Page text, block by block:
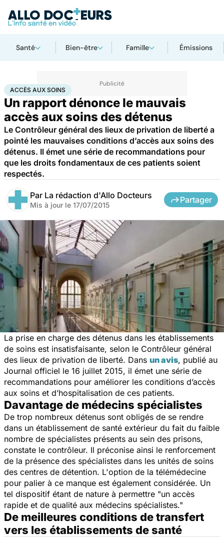
Santé Bien-être Famille Émissions
AccueilSanté Société Accès aux soins
ACCÈS AUX SOINS
Un rapport dénonce le mauvais
accès aux soins des détenus
Le Contrôleur général des lieux de privation de liberté a
pointé les mauvaises conditions d’accès aux soins des
détenus. Il émet une série de recommandations pour
que les droits fondamentaux de ces patients soient
respectés.
Par La rédaction d'Allo Docteurs
Mis à jour le 17/07/2015
Partager
La prise en charge des détenus dans les établissements
de soins est insatisfaisante, selon le Contrôleur général
des lieux de privation de liberté. Dans un avis, publié au
Journal officiel le 16 juillet 2015, il émet une série de
recommandations pour améliorer les conditions d’accès
aux soins et d’hospitalisation de ces patients.
Davantage de médecins spécialistes
De trop nombreux détenus sont obligés de se rendre
dans un établissement de santé extérieur du fait du faible
nombre de spécialistes présents au sein des prisons,
constate le contrôleur. Il préconise ainsi le renforcement
de la présence des spécialistes dans les unités de soins
des centres de détention. L'option de la télémédecine
pour palier à ce manque est également considérée. Un
tel dispositif étant de nature à permettre "un accès
rapide et de qualité aux médecins spécialistes."
De meilleures conditions de transfert
vers les établissements de santé